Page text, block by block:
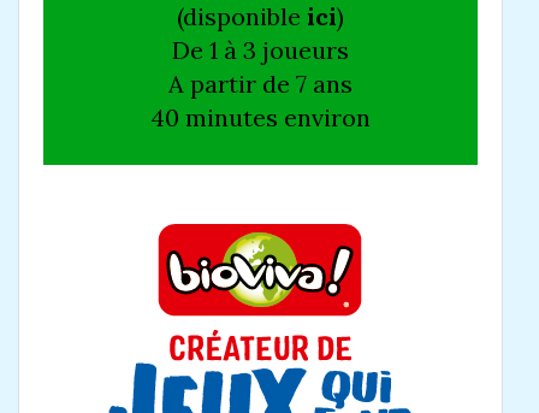
(disponible ici)
De 1 à 3 joueurs
A partir de 7 ans
40 minutes environ